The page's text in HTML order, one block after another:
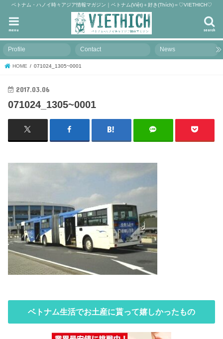
ベトナム・ハノイ時々アジア情報マガジン｜ベトナム(Việt)＋好き(Thích)＝♡VIETHICH♡
search
menu
Profile Contact News
HOME 071024_1305~0001
2017.03.06
071024_1305~0001
ベトナム生活でお土産に貰って嬉しかったもの